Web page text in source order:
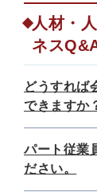
人材・
ネス
どうすれば
できますか
パート従業
ださい。